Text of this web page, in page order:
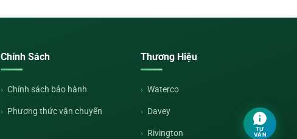
Chính Sách
Chính sách bảo hành
Phương thức vận chuyển
Thương Hiệu
Waterco
Davey
Rivington
TƯ
VẤN